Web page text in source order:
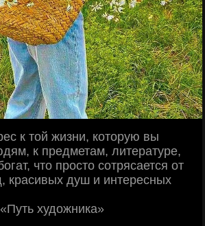
к той жизни, которую вы
к предметам, литературе,
что просто сотрясается от
красивых душ и интересных
художника»